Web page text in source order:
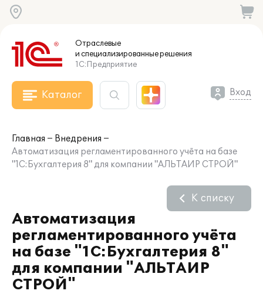
Отраслевые
и специализированныерешения
1С:Предприятие
Каталог Вход
Главная
Внедрения
Автоматизация регламентированного учёта на базе
"1С:Бухгалтерия 8" для компании "АЛЬТАИР СТРОЙ"
Автоматизация
регламентированного учёта
на базе "1С:Бухгалтерия 8"
для компании "АЛЬТАИР
СТРОЙ"
К списку